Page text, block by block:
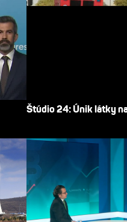
Štúdio 24: Únik látky